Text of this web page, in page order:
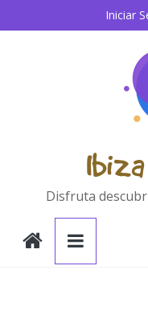
al
Iniciar
Disfruta